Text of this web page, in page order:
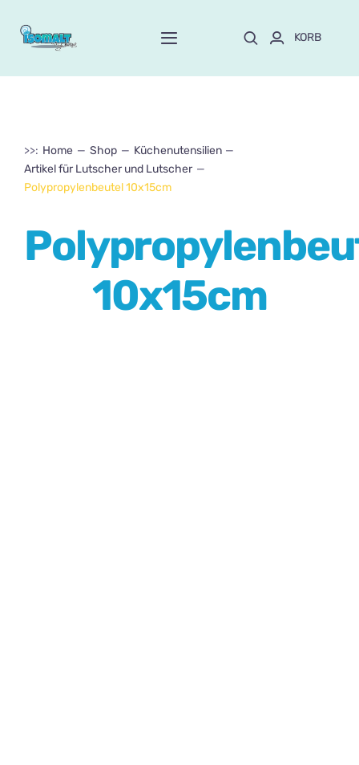
Toggle
Anpassen und bestellen
KORB
>>: Home Shop
Küchenutensilien
Artikel für Lutscher und Lutscher
Polypropylenbeutel 10x15cm
10x15cm